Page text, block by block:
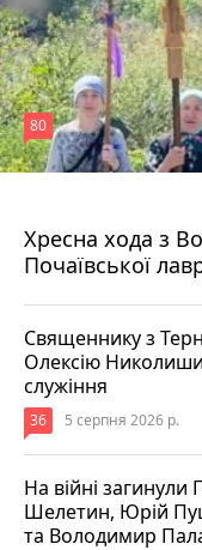
Хресна хода з
Почаївської
80
Священнику з
Олексію
служіння
36 5 серпня 2026 р.
На війні загинули
Шелетин, Юрій
та Володимир